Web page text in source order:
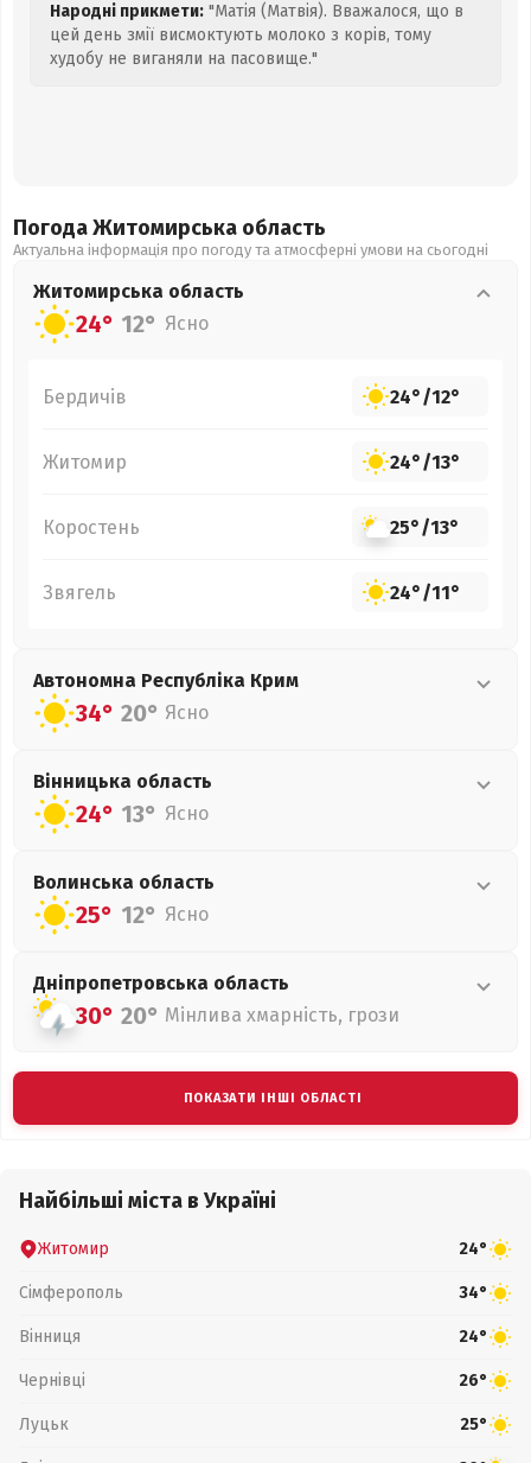
Народні прикмети: "Матія (Матвія). Вважалося, що в
цей день змії висмоктують молоко з корів, тому
худобу не виганяли на пасовище."
Погода Житомирська область
Актуальна інформація про погоду та атмосферні умови на сьогодні
Житомирська область
24° 12° Ясно
Бердичів 24°/12°
Житомир 24°/13°
Коростень 25°/13°
Звягель 24°/11°
Автономна Республіка Крим
34° 20° Ясно
Вінницька область
24° 13° Ясно
Волинська область
25° 12° Ясно
Дніпропетровська область
30° 20° Мінлива хмарність, грози
ПОКАЗАТИ ІНШІ ОБЛАСТІ
Найбільші міста в Україні
Житомир 24°
Сімферополь 34°
Вінниця 24°
Чернівці 26°
Луцьк 25°